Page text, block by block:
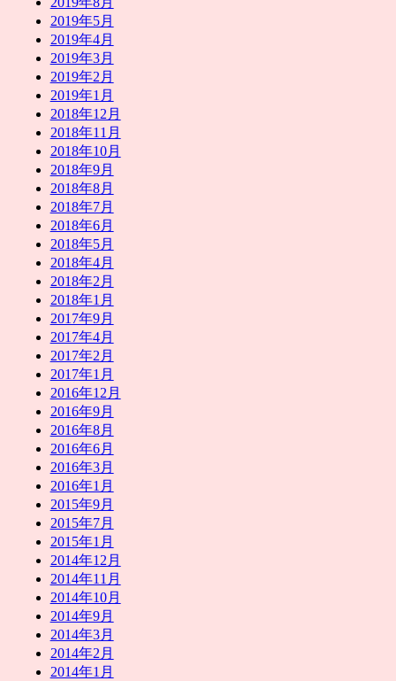
2019年5月
2019年4月
2019年3月
2019年2月
2019年1月
2018年12月
2018年11月
2018年10月
2018年9月
2018年8月
2018年7月
2018年6月
2018年5月
2018年4月
2018年2月
2018年1月
2017年9月
2017年4月
2017年2月
2017年1月
2016年12月
2016年9月
2016年8月
2016年6月
2016年3月
2016年1月
2015年9月
2015年7月
2015年1月
2014年12月
2014年11月
2014年10月
2014年9月
2014年3月
2014年2月
2014年1月